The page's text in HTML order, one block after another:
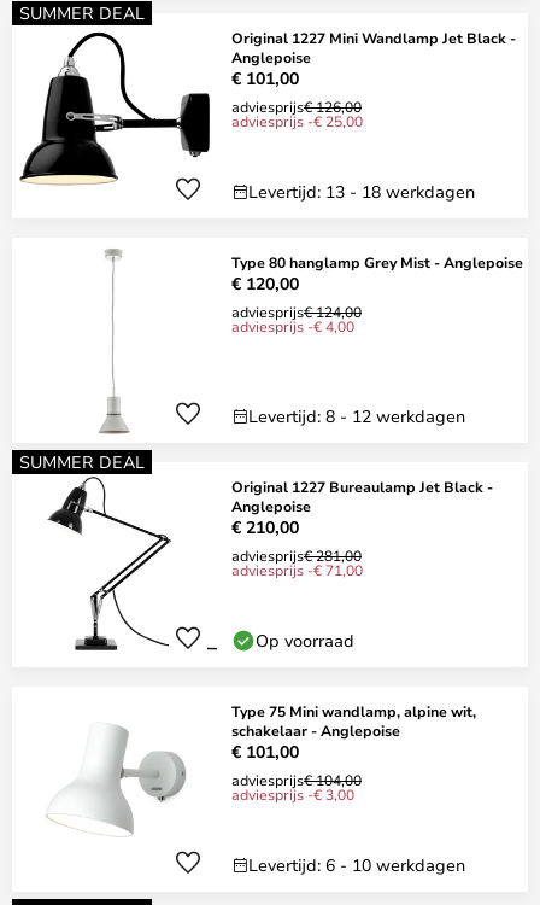
SUMMER DEAL
Original 1227 Mini Wandlamp Jet Black -
Anglepoise
€ 101,00
adviesprijs€ 126,00
adviesprijs -€ 25,00
Levertijd: 13 - 18 werkdagen
Type 80 hanglamp Grey Mist - Anglepoise
€ 120,00
adviesprijs€ 124,00
adviesprijs -€ 4,00
Levertijd: 8 - 12 werkdagen
SUMMER DEAL
Original 1227 Bureaulamp Jet Black -
Anglepoise
€ 210,00
adviesprijs€ 281,00
adviesprijs -€ 71,00
Op voorraad
Type 75 Mini wandlamp, alpine wit,
schakelaar - Anglepoise
€ 101,00
adviesprijs€ 104,00
adviesprijs -€ 3,00
Levertijd: 6 - 10 werkdagen